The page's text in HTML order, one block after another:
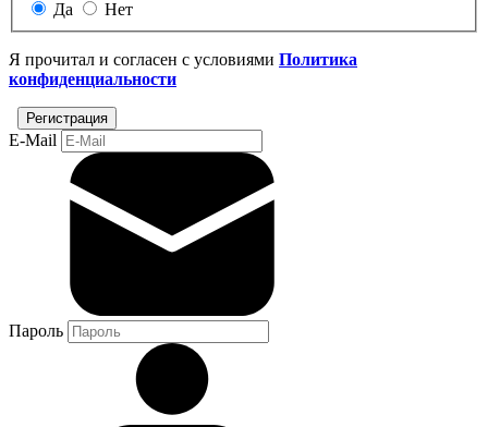
Да
Нет
Я прочитал и согласен с условиями Политика
конфиденциальности
E-Mail
Пароль